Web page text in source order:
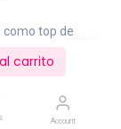
carrito
Account
como top de